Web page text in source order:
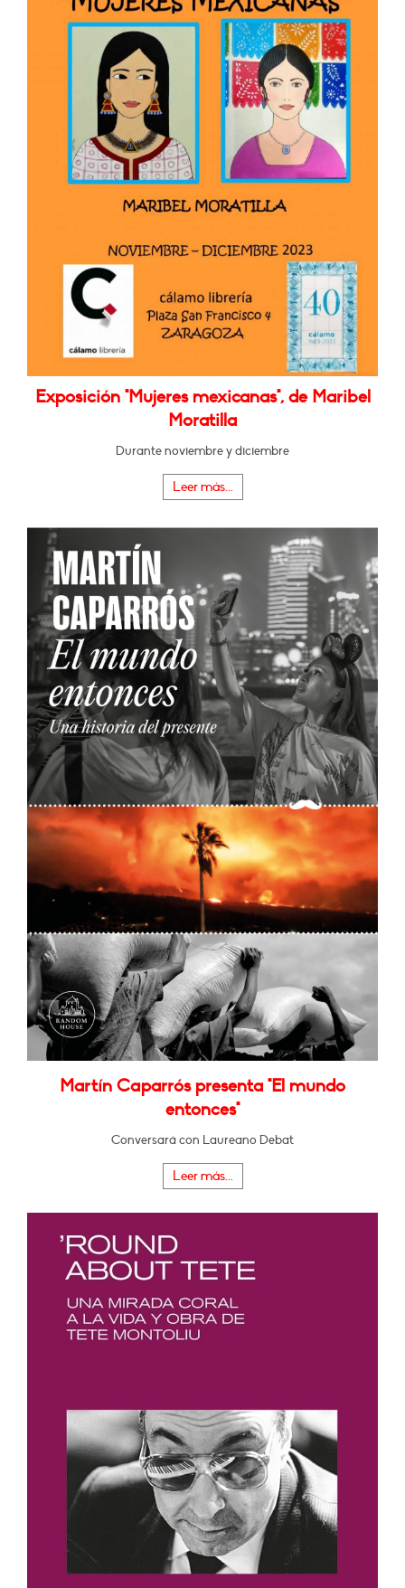
Exposición "Mujeres mexicanas", de Maribel
Moratilla
Durante noviembre y diciembre
Leer más...
Martín Caparrós presenta "El mundo
entonces"
Conversará con Laureano Debat
Leer más...